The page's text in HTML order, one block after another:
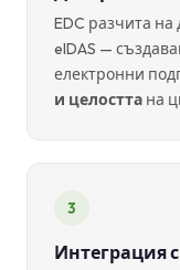
EDC разчита
eIDAS —
електронни
и целостта на
3
Интеграция